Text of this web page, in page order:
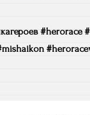
#herorace